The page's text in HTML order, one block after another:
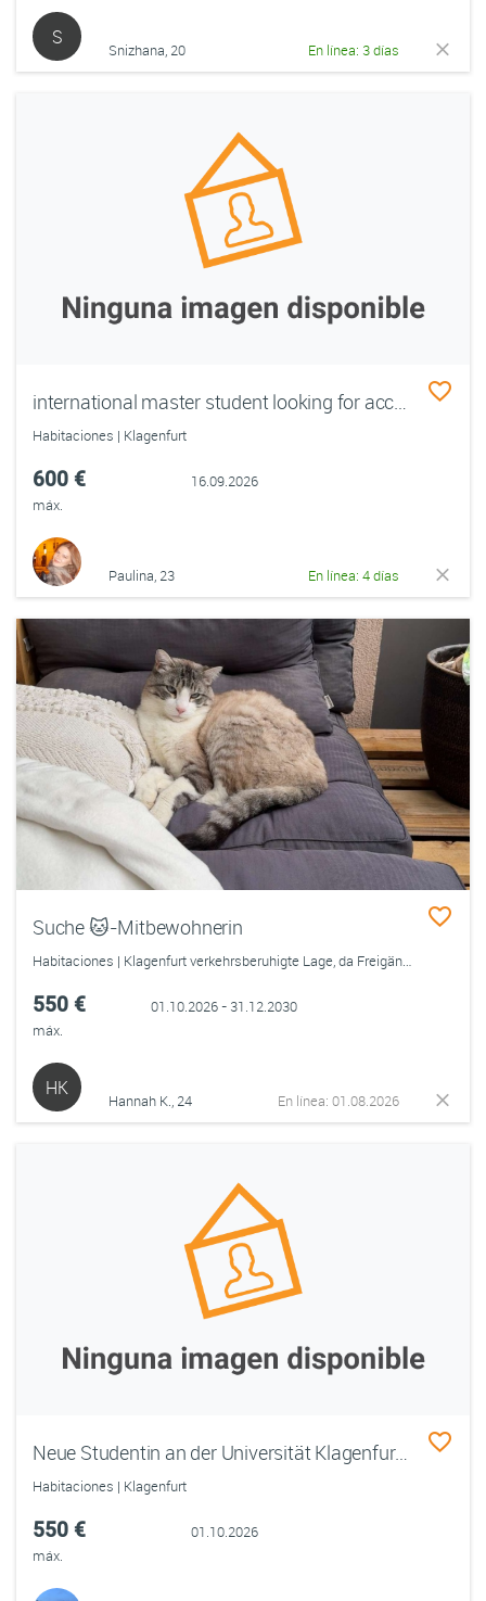
S
Snizhana, 20 En línea: 3 días
international master student looking for accomodation
Habitaciones | Klagenfurt
600 €
máx.
16.09.2026
Paulina, 23 En línea: 4 días
Suche 🐱-Mitbewohnerin
Habitaciones | Klagenfurt verkehrsberuhigte Lage, da Freigänger
550 €
máx.
01.10.2026 - 31.12.2030
HK
Hannah K., 24 En línea: 01.08.2026
Neue Studentin an der Universität Klagenfurt sucht ein Zimmer in einer Wohngemeinschaft mit anderen Studentinnen.
Habitaciones | Klagenfurt
550 €
máx.
01.10.2026